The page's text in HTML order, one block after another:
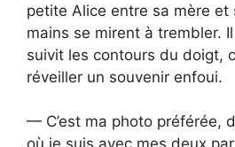
petite Alice entre sa mère et
mains se mirent à trembler.
suivit les contours du doigt,
réveiller un souvenir enfoui.
— C’est ma photo préférée,